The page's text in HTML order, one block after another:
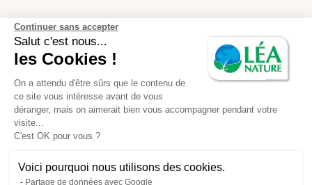
Continuer sans accepter
Salut c'est nous...
les Cookies !
On a attendu d'être sûrs que le contenu de
ce site vous intéresse avant de vous
déranger, mais on aimerait bien vous accompagner pendant votre
visite...
C'est OK pour vous ?
Voici pourquoi nous utilisons des cookies.
Partage de données avec Google